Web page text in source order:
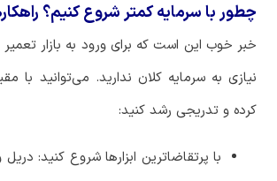
چطور با سرمایه کمتر شروع کنیم؟
خبر خوب این است که برای ورود به بازار تعمیر
نیازی به سرمایه کلان ندارید. میتوانید با
کرده و تدریجی رشد کنید:
با پرتقاضاترین ابزارها شروع کنید: دریل